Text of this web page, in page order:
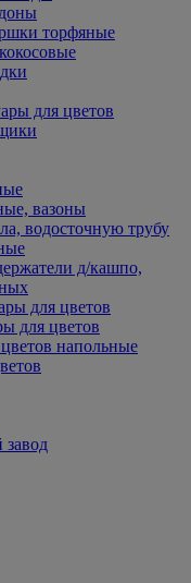
торфяные
для цветов
вазоны
водосточную трубу
д/кашпо,
для цветов
для цветов
напольные